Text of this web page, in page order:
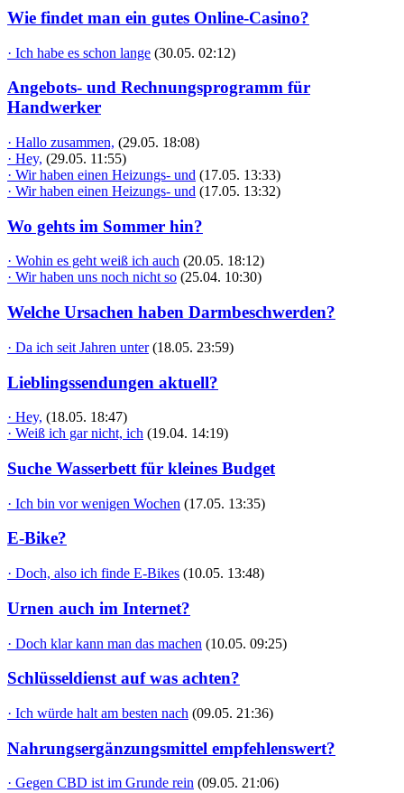
Wie findet man ein gutes Online-Casino?
· Ich habe es schon lange (30.05. 02:12)
Angebots- und Rechnungsprogramm für
Handwerker
· Hallo zusammen, (29.05. 18:08)
· Hey, (29.05. 11:55)
· Wir haben einen Heizungs- und (17.05. 13:33)
· Wir haben einen Heizungs- und (17.05. 13:32)
Wo gehts im Sommer hin?
· Wohin es geht weiß ich auch (20.05. 18:12)
· Wir haben uns noch nicht so (25.04. 10:30)
Welche Ursachen haben Darmbeschwerden?
· Da ich seit Jahren unter (18.05. 23:59)
Lieblingssendungen aktuell?
· Hey, (18.05. 18:47)
· Weiß ich gar nicht, ich (19.04. 14:19)
Suche Wasserbett für kleines Budget
· Ich bin vor wenigen Wochen (17.05. 13:35)
E-Bike?
· Doch, also ich finde E-Bikes (10.05. 13:48)
Urnen auch im Internet?
· Doch klar kann man das machen (10.05. 09:25)
Schlüsseldienst auf was achten?
· Ich würde halt am besten nach (09.05. 21:36)
Nahrungsergänzungsmittel empfehlenswert?
· Gegen CBD ist im Grunde rein (09.05. 21:06)